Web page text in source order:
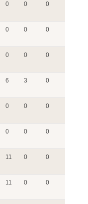
0 0 0
0 0 0
0 0 0
6 3 0
0 0 0
0 0 0
11 0 0
11 0 0